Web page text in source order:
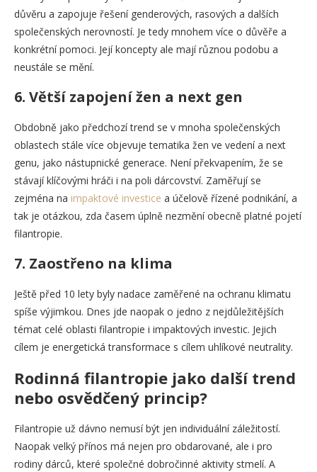
důvěru a zapojuje řešení genderových, rasových a dalších
společenských nerovností. Je tedy mnohem více o důvěře a
konkrétní pomoci. Její koncepty ale mají různou podobu a
neustále se mění.
6. Větší zapojení žen a next gen
Obdobně jako předchozí trend se v mnoha společenských
oblastech stále více objevuje tematika žen ve vedení a next
genu, jako nástupnické generace. Není překvapením, že se
stávají klíčovými hráči i na poli dárcovství. Zaměřují se
zejména na impaktové investice a účelově řízené podnikání, a
tak je otázkou, zda časem úplně nezmění obecně platné pojetí
filantropie.
7. Zaostřeno na klima
Ještě před 10 lety byly nadace zaměřené na ochranu klimatu
spíše výjimkou. Dnes jde naopak o jedno z nejdůležitějších
témat celé oblasti filantropie i impaktových investic. Jejich
cílem je energetická transformace s cílem uhlíkové neutrality.
Rodinná filantropie jako další trend
nebo osvědčený princip?
Filantropie už dávno nemusí být jen individuální záležitostí.
Naopak velký přínos má nejen pro obdarované, ale i pro
rodiny dárců, které společné dobročinné aktivity stmelí. A